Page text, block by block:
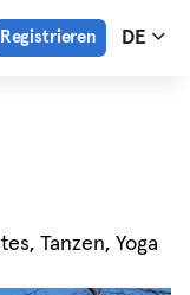
Registrieren DE
Tanzen, Yoga